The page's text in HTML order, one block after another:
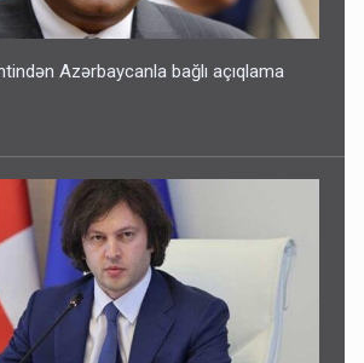
Azərbaycanla bağlı açıqlama